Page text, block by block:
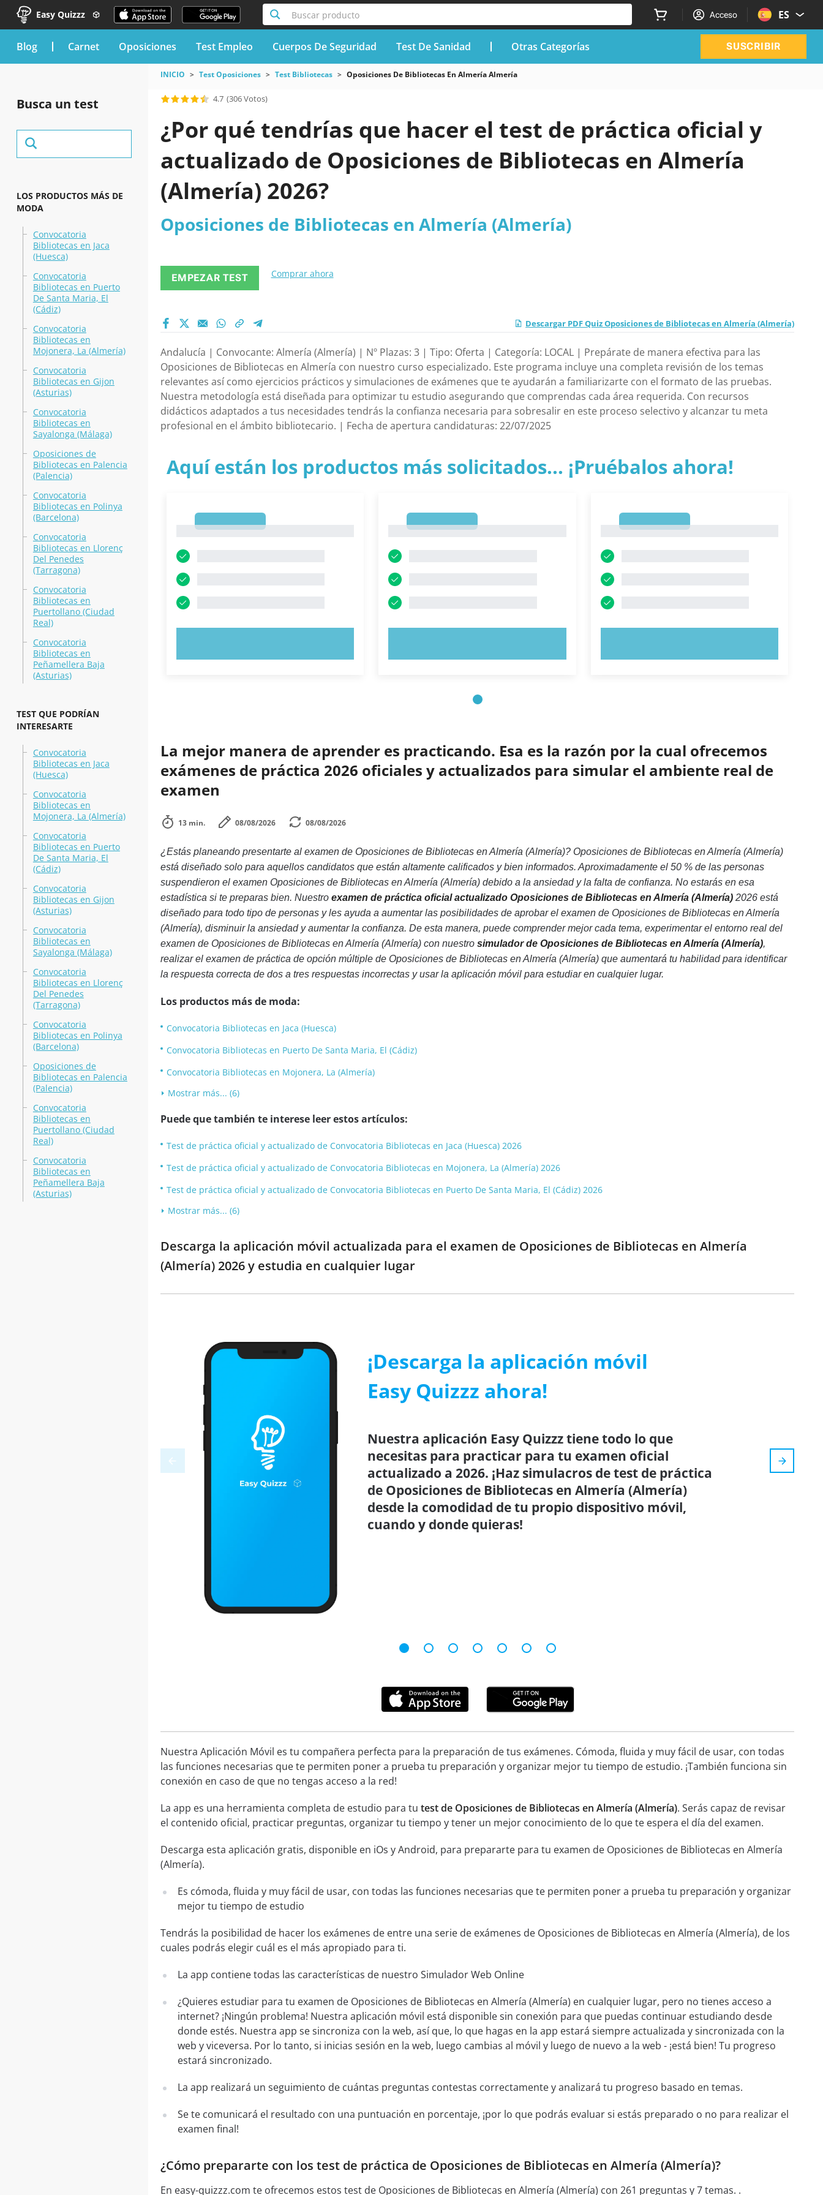
Easy Quizzz Buscar producto Acceso ES
blog Carnet Oposiciones Test Empleo Cuerpos De Seguridad Test De Sanidad Otras Categorías SUSCRIBIR
Busca un test
LOS PRODUCTOS MÁS DE
MODA
Convocatoria
Bibliotecas en Jaca
(Huesca)
Convocatoria
Bibliotecas en Puerto
De Santa Maria, El
(Cádiz)
Convocatoria
Bibliotecas en
Mojonera, La (Almería)
Convocatoria
Bibliotecas en Gijon
(Asturias)
Convocatoria
Bibliotecas en
Sayalonga (Málaga)
Oposiciones de
Bibliotecas en Palencia
(Palencia)
Convocatoria
Bibliotecas en Polinya
(Barcelona)
Convocatoria
Bibliotecas en Llorenç
Del Penedes
(Tarragona)
Convocatoria
Bibliotecas en
Puertollano (Ciudad
Real)
Convocatoria
Bibliotecas en
Peñamellera Baja
(Asturias)
TEST QUE PODRÍAN
INTERESARTE
Convocatoria
Bibliotecas en Jaca
(Huesca)
Convocatoria
Bibliotecas en
Mojonera, La (Almería)
Convocatoria
Bibliotecas en Puerto
De Santa Maria, El
(Cádiz)
Convocatoria
Bibliotecas en Gijon
(Asturias)
Convocatoria
Bibliotecas en
Sayalonga (Málaga)
Convocatoria
Bibliotecas en Llorenç
Del Penedes
(Tarragona)
Convocatoria
Bibliotecas en Polinya
(Barcelona)
Oposiciones de
Bibliotecas en Palencia
(Palencia)
Convocatoria
Bibliotecas en
Puertollano (Ciudad
Real)
Convocatoria
Bibliotecas en
Peñamellera Baja
(Asturias)
INICIO Test Oposiciones Test Bibliotecas Oposiciones De Bibliotecas En Almería Almería
4.7 (306 Votos)
¿Por qué tendrías que hacer el test de práctica oficial y
actualizado de Oposiciones de Bibliotecas en Almería
(Almería) 2026?
Oposiciones de Bibliotecas en Almería (Almería)
EMPEZAR TEST Comprar ahora
Descargar PDF Quiz Oposiciones de Bibliotecas en Almería (Almería)
Andalucía | Convocante: Almería (Almería) | Nº Plazas: 3 | Tipo: Oferta | Categoría: LOCAL | Prepárate de manera efectiva para las
Oposiciones de Bibliotecas en Almería con nuestro curso especializado. Este programa incluye una completa revisión de los temas
relevantes así como ejercicios prácticos y simulaciones de exámenes que te ayudarán a familiarizarte con el formato de las pruebas.
Nuestra metodología está diseñada para optimizar tu estudio asegurando que comprendas cada área requerida. Con recursos
didácticos adaptados a tus necesidades tendrás la confianza necesaria para sobresalir en este proceso selectivo y alcanzar tu meta
profesional en el ámbito bibliotecario. | Fecha de apertura candidaturas: 22/07/2025
Aquí están los productos más solicitados... ¡Pruébalos ahora!
La mejor manera de aprender es practicando. Esa es la razón por la cual ofrecemos
exámenes de práctica 2026 oficiales y actualizados para simular el ambiente real de
examen
13 min. 08/08/2026 08/08/2026
¿Estás planeando presentarte al examen de Oposiciones de Bibliotecas en Almería (Almería)? Oposiciones de Bibliotecas en Almería (Almería)
está diseñado solo para aquellos candidatos que están altamente calificados y bien informados. Aproximadamente el 50 % de las personas
suspendieron el examen Oposiciones de Bibliotecas en Almería (Almería) debido a la ansiedad y la falta de confianza. No estarás en esa
estadística si te preparas bien. Nuestro examen de práctica oficial actualizado Oposiciones de Bibliotecas en Almería (Almería)2026 está
diseñado para todo tipo de personas y les ayuda a aumentar las posibilidades de aprobar el examen de Oposiciones de Bibliotecas en Almería
(Almería), disminuir la ansiedad y aumentar la confianza. De esta manera, puede comprender mejor cada tema, experimentar el entorno real del
examen de Oposiciones de Bibliotecas en Almería (Almería) con nuestro simulador de Oposiciones de Bibliotecas en Almería (Almería),
realizar el examen de práctica de opción múltiple de Oposiciones de Bibliotecas en Almería (Almería) que aumentará tu habilidad para identificar
la respuesta correcta de dos a tres respuestas incorrectas y usar la aplicación móvil para estudiar en cualquier lugar.
Los productos más de moda:
Convocatoria Bibliotecas en Jaca (Huesca)
Convocatoria Bibliotecas en Puerto De Santa Maria, El (Cádiz)
Convocatoria Bibliotecas en Mojonera, La (Almería)
Mostrar más... (6)
Puede que también te interese leer estos artículos:
Test de práctica oficial y actualizado de Convocatoria Bibliotecas en Jaca (Huesca) 2026
Test de práctica oficial y actualizado de Convocatoria Bibliotecas en Mojonera, La (Almería) 2026
Test de práctica oficial y actualizado de Convocatoria Bibliotecas en Puerto De Santa Maria, El (Cádiz) 2026
Mostrar más... (6)
Descarga la aplicación móvil actualizada para el examen de Oposiciones de Bibliotecas en Almería
(Almería) 2026 y estudia en cualquier lugar
¡Descarga la aplicación móvil
Easy Quizzz ahora!
Nuestra aplicación Easy Quizzz tiene todo lo que
necesitas para practicar para tu examen oficial
actualizado a 2026. ¡Haz simulacros de test de práctica
de Oposiciones de Bibliotecas en Almería (Almería)
desde la comodidad de tu propio dispositivo móvil,
cuando y donde quieras!
Nuestra Aplicación Móvil es tu compañera perfecta para la preparación de tus exámenes. Cómoda, fluida y muy fácil de usar, con todas
las funciones necesarias que te permiten poner a prueba tu preparación y organizar mejor tu tiempo de estudio. ¡También funciona sin
conexión en caso de que no tengas acceso a la red!
La app es una herramienta completa de estudio para tu test de Oposiciones de Bibliotecas en Almería (Almería). Serás capaz de revisar
el contenido oficial, practicar preguntas, organizar tu tiempo y tener un mejor conocimiento de lo que te espera el día del examen.
Descarga esta aplicación gratis, disponible en iOs y Android, para prepararte para tu examen de Oposiciones de Bibliotecas en Almería
(Almería).
Es cómoda, fluida y muy fácil de usar, con todas las funciones necesarias que te permiten poner a prueba tu preparación y organizar
mejor tu tiempo de estudio
Tendrás la posibilidad de hacer los exámenes de entre una serie de exámenes de Oposiciones de Bibliotecas en Almería (Almería), de los
cuales podrás elegir cuál es el más apropiado para ti.
La app contiene todas las características de nuestro Simulador Web Online
¿Quieres estudiar para tu examen de Oposiciones de Bibliotecas en Almería (Almería) en cualquier lugar, pero no tienes acceso a
internet? ¡Ningún problema! Nuestra aplicación móvil está disponible sin conexión para que puedas continuar estudiando desde
donde estés. Nuestra app se sincroniza con la web, así que, lo que hagas en la app estará siempre actualizada y sincronizada con la
web y viceversa. Por lo tanto, si inicias sesión en la web, luego cambias al móvil y luego de nuevo a la web - ¡está bien! Tu progreso
estará sincronizado.
La app realizará un seguimiento de cuántas preguntas contestas correctamente y analizará tu progreso basado en temas.
Se te comunicará el resultado con una puntuación en porcentaje, ¡por lo que podrás evaluar si estás preparado o no para realizar el
examen final!
¿Cómo prepararte con los test de práctica de Oposiciones de Bibliotecas en Almería (Almería)?
En easy-quizzz.com te ofrecemos estos test de Oposiciones de Bibliotecas en Almería (Almería) con 261 preguntas y 7 temas. .